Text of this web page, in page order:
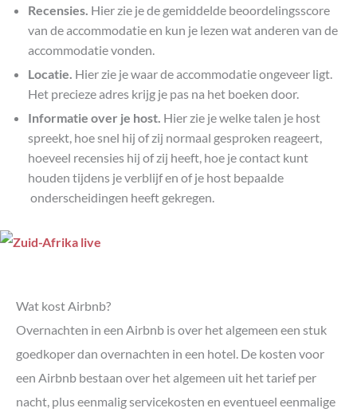
Recensies. Hier zie je de gemiddelde beoordelingsscore
van de accommodatie en kun je lezen wat anderen van de
accommodatie vonden.
Locatie. Hier zie je waar de accommodatie ongeveer ligt.
Het precieze adres krijg je pas na het boeken door.
Informatie over je host. Hier zie je welke talen je host
spreekt, hoe snel hij of zij normaal gesproken reageert,
hoeveel recensies hij of zij heeft, hoe je contact kunt
houden tijdens je verblijf en of je host bepaalde
onderscheidingen heeft gekregen.
Wat kost Airbnb?
Overnachten in een Airbnb is over het algemeen een stuk
goedkoper dan overnachten in een hotel. De kosten voor
een Airbnb bestaan over het algemeen uit het tarief per
nacht, plus eenmalig servicekosten en eventueel eenmalige